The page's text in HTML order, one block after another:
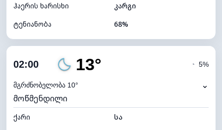
ჰაერის ხარისხი
კარგი
ტენიანობა
68%
ღრუბლიანობა
ნამის წერტილი
ხილვადობა
განათების ინდექსი 0 (ბნელი)
02:00 13°
მგრძნობელობა 10°
◔ 5%
⌄
მოწმენდილი
ქარი
სა